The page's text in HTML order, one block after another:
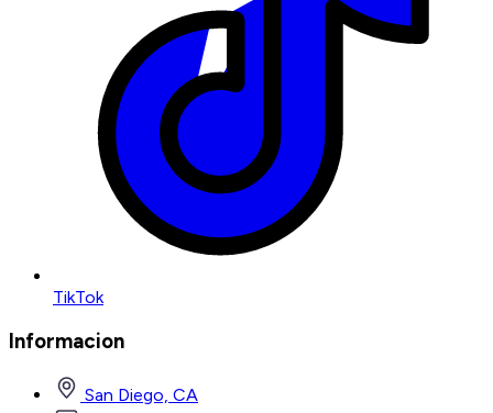
TikTok
Informacion
San Diego, CA